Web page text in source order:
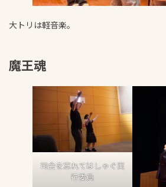
大トリは軽音楽。
魔王魂
司会を忘れてはしゃぐ実
行委員